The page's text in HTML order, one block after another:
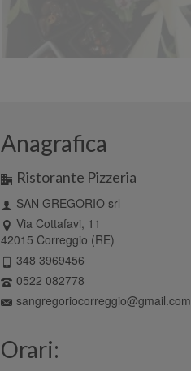
Anagrafica
Ristorante Pizzeria
SAN GREGORIO srl
Via Cottafavi, 11
42015 Correggio (RE)
348 3969456
0522 082778
sangregoriocorreggio@gmail.com
Orari: